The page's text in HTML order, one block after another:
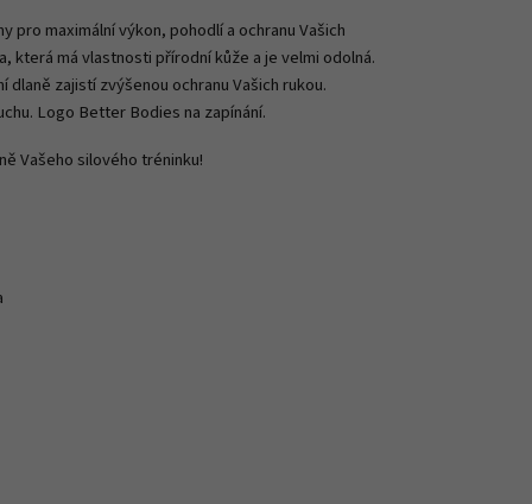
pro maximální výkon, pohodlí a ochranu Vašich
která má vlastnosti přírodní kůže a je velmi odolná.
zajistí zvýšenou ochranu Vašich rukou.
Logo Better Bodies na zapínání.
Vašeho silového tréninku!